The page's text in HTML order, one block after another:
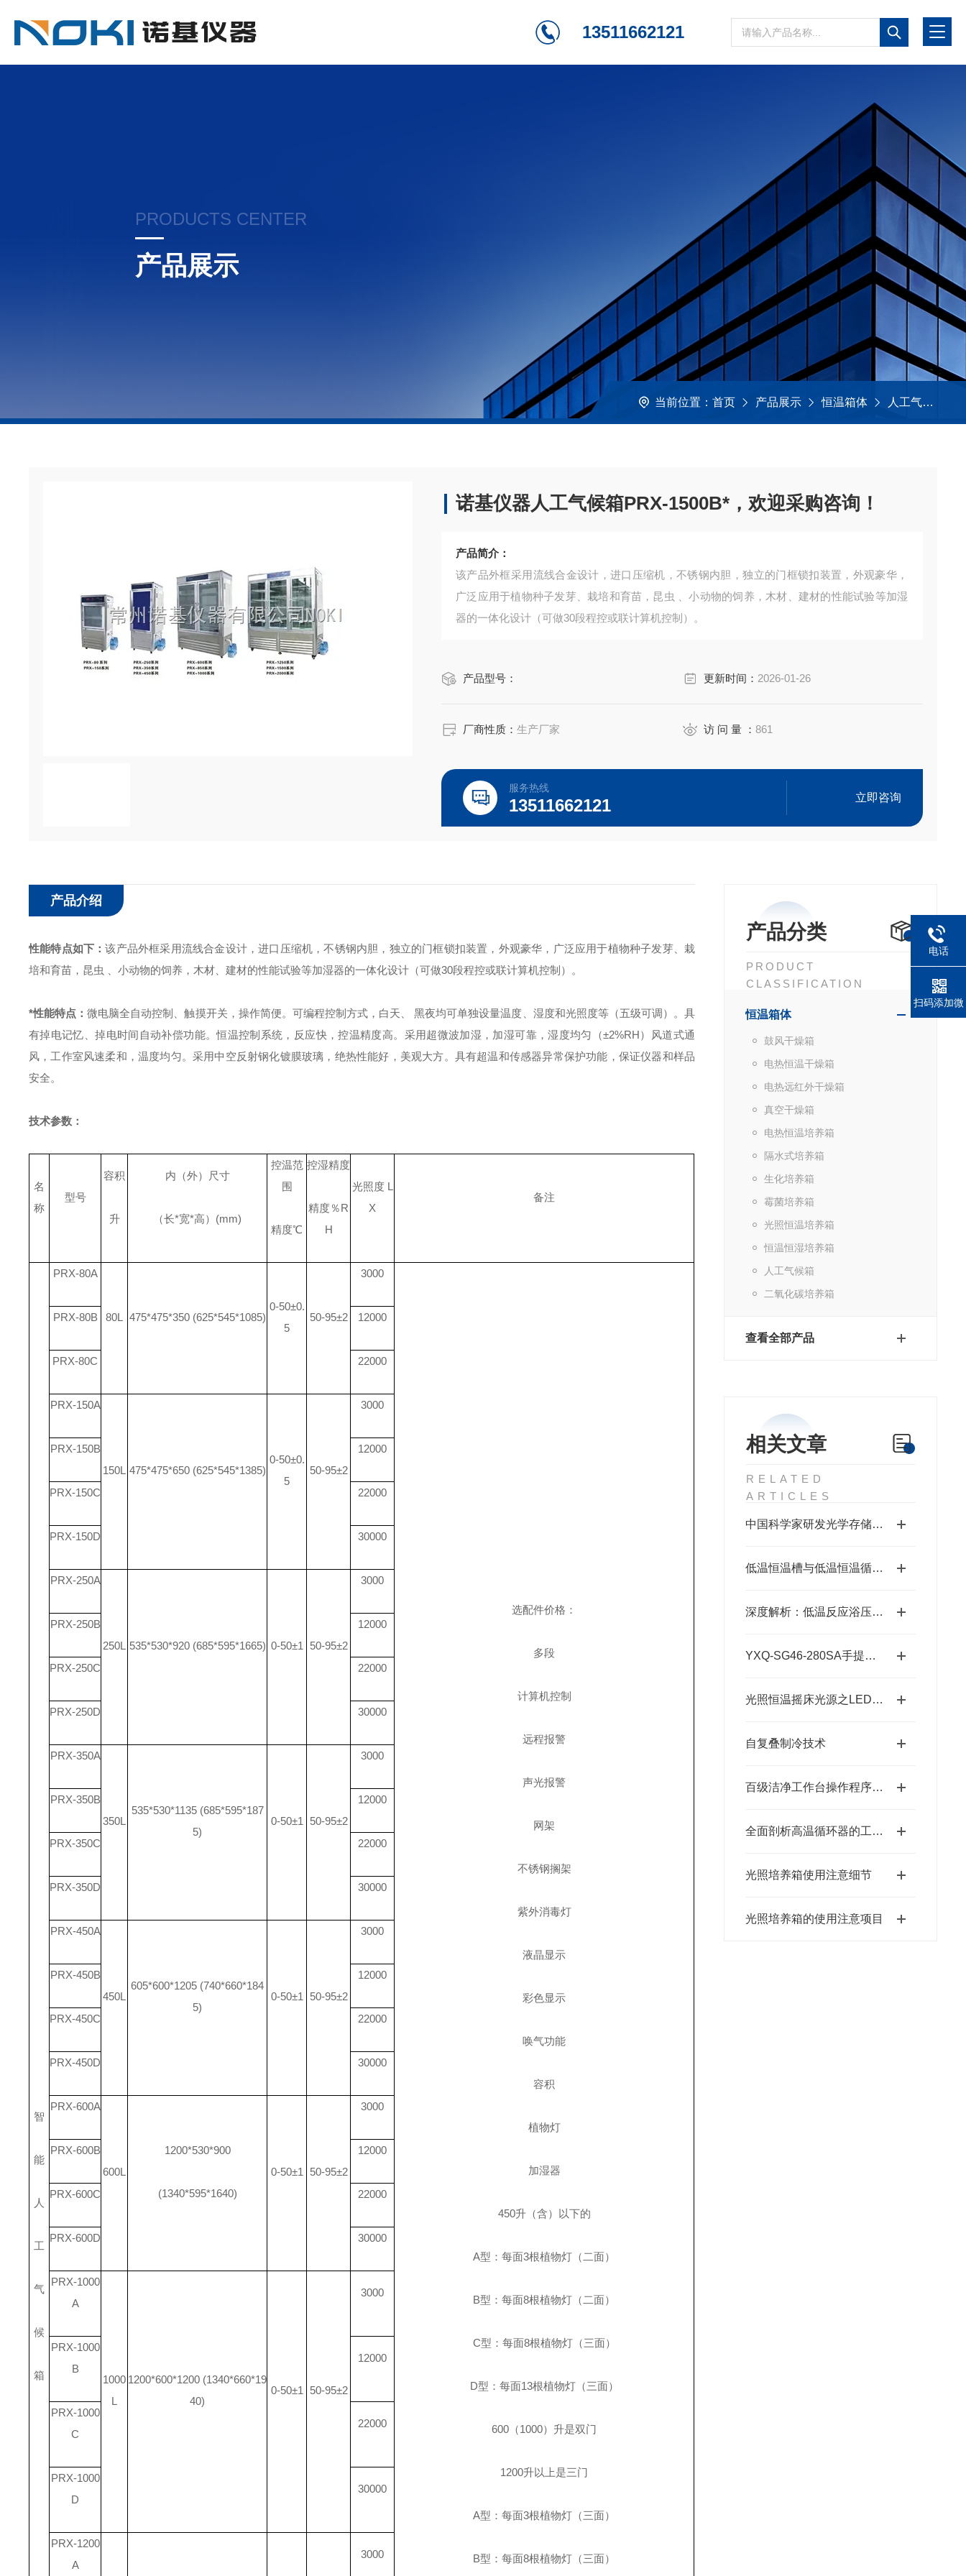
13511662121
PRODUCTS CENTER
产品展示
当前位置： 首页 产品展示 恒温箱体 人工气候箱
诺基仪器人工气候箱PRX-1500B*，欢迎采购咨询！
产品简介：
该产品外框采用流线合金设计，进口压缩机，不锈钢内胆，独立的门框锁扣装置，外观豪华，
广泛应用于植物种子发芽、栽培和育苗，昆虫 、小动物的饲养，木材、建材的性能试验等加湿
器的一体化设计（可做30段程控或联计算机控制）。
产品型号： 更新时间： 2026-01-26
厂商性质：生产厂家 访 问 量 ：861
服务热线
13511662121 立即咨询
产品分类
PRODUCT
CLASSIFICATION
恒温箱体
鼓风干燥箱
电热恒温干燥箱
电热远红外干燥箱
真空干燥箱
电热恒温培养箱
隔水式培养箱
生化培养箱
霉菌培养箱
光照恒温培养箱
恒温恒湿培养箱
人工气候箱
二氧化碳培养箱
查看全部产品
相关文章
RELATED
ARTICLES
中国科学家研发光学存储加解密技术
低温恒温槽与低温恒温循环装置技术标准发布：推动行业规范化与高质量发展
深度解析：低温反应浴压缩机过热保护及常见故障排查
YXQ-SG46-280SA手提灭菌器说明书
光照恒温摇床光源之LED灯和白炽灯的区别
自复叠制冷技术
百级洁净工作台操作程序及使用规范
全面剖析高温循环器的工作运行机制及操作维护维修指南
光照培养箱使用注意细节
光照培养箱的使用注意项目
产品介绍
性能特点如下：该产品外框采用流线合金设计，进口压缩机，不锈钢内胆，独立的门框锁扣装置，外观豪华，广泛应用于植物种子发芽、栽
培和育苗，昆虫 、小动物的饲养，木材、建材的性能试验等加湿器的一体化设计（可做30段程控或联计算机控制）。
*性能特点：微电脑全自动控制、触摸开关，操作简便。 可编程控制方式，白天、 黑夜均可单独设量温度、湿度和光照度等（五级可调）。 具
有掉电记忆、掉电时间自动补偿功能。恒温控制系统，反应快，控温精度高。 采用超微波加湿，加湿可靠，湿度均匀（±2%RH）
风道式通
风，工作室风速柔和，温度均匀。 采用中空反射钢化镀膜玻璃，绝热性能好，美观大方。 具有超温和传感器异常保护功能，保证仪器和样品
安全。
技术参数：
名
称
型号
容积
升
内（外）尺寸
（长*宽*高） (mm)
控温范
围
精度℃
控湿精度
精度％R
H
光照度L
X
备注
智
能
人
工
气
候
箱
PRX-80A
80L 475*475*350 (625*545*1085)
0-50±0.
5
50-95±2
3000
选配件价格：
多段
计算机控制
远程报警
声光报警
网架
不锈钢搁架
紫外消毒灯
液晶显示
彩色显示
唤气功能
容积
植物灯
加湿器
450升（含）以下的
A型：每面3根植物灯（二面）
B型：每面8根植物灯（二面）
C型：每面8根植物灯（三面）
D型：每面13根植物灯（三面）
600 （1000）升是双门
1200升以上是三门
A型：每面3根植物灯（三面）
B型：每面8根植物灯（三面）
PRX-80B 12000
PRX-80C 22000
PRX-150A
150L 475*475*650 (625*545*1385)
0-50±0.
5
50-95±2
3000
PRX-150B 12000
PRX-150C 22000
PRX-150D 30000
PRX-250A
250L 535*530*920 (685*595*1665) 0-50±1 50-95±2
3000
PRX-250B 12000
PRX-250C 22000
PRX-250D 30000
PRX-350A
350L
535*530*1135 (685*595*187
5)
0-50±1 50-95±2
3000
PRX-350B 12000
PRX-350C 22000
PRX-350D 30000
PRX-450A
450L
605*600*1205 (740*660*184
5)
0-50±1 50-95±2
3000
PRX-450B 12000
PRX-450C 22000
PRX-450D 30000
PRX-600A
600L
1200*530*900
(1340*595*1640)
0-50±1 50-95±2
3000
PRX-600B 12000
PRX-600C 22000
PRX-600D 30000
PRX-1000
A
1000
L
1200*600*1200 (1340*660*19
40)
0-50±1 50-95±2
3000
PRX-1000
B
12000
PRX-1000
C
22000
PRX-1000
D
30000
PRX-1200
A
3000
电话
扫码添加微
信